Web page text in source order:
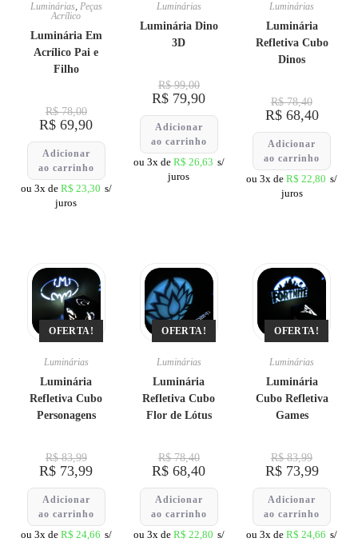
Luminárias, Peças
Acrílico
Luminária Em
Acrílico Pai e
Filho
R$78,00
R$ 69,90
Adicionar
ao carrinho
ou 3x de R$ 23,30 s/
juros
Luminárias
Luminária Dino
3D
R$99,00
R$ 79,90
Adicionar
ao carrinho
ou 3x de R$ 26,63 s/
juros
Luminárias
Luminária
Refletiva Cubo
Dinos
R$78,40
R$68,40
Adicionar
ao carrinho
ou 3x deR$ 22,80 s/
juros
OFERTA!
Luminárias
Luminária
Refletiva Cubo
Personagens
R$83,99
R$ 73,99
Adicionar
ao carrinho
ou 3x de R$ 24,66 s/
OFERTA!
Luminárias
Luminária
Refletiva Cubo
Flor de Lótus
R$78,40
R$ 68,40
Adicionar
ao carrinho
ou 3x de R$ 22,80 s/
OFERTA!
Luminárias
Luminária
Cubo Refletiva
Games
R$83,99
R$73,99
Adicionar
ao carrinho
ou 3x deR$ 24,66 s/